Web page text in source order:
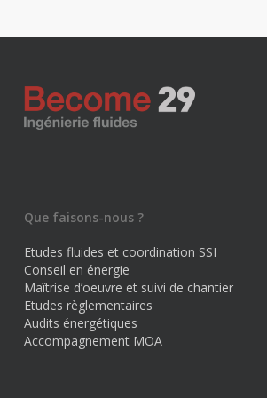
Que faisons-nous ?
Etudes fluides et coordination SSI
Conseil en énergie
Maîtrise d’oeuvre et suivi de chantier
Etudes règlementaires
Audits énergétiques
Accompagnement MOA